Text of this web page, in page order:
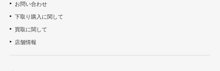
お問い合わせ
下取り購入に関して
買取に関して
店舗情報